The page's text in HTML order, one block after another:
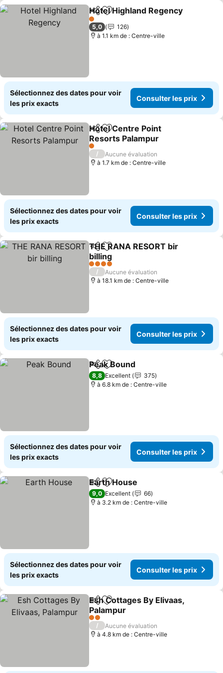
PartagerAjouter à mes favoris
Hotel Highland Regency
1 Étoiles
5,0
126
à 1.1 km de : Centre-ville
Sélectionnez des dates pour voir
les prix exacts
Consulter les prix
PartagerAjouter à mes favoris
Hotel Centre Point
Resorts Palampur
Consulter les prix
1 Étoiles
/
Aucune évaluation
à 1.7 km de : Centre-ville
Sélectionnez des dates pour voir
les prix exacts
Consulter les prix
PartagerAjouter à mes favoris
THE RANA RESORT bir
billing
Consulter les prix
4 Étoiles
/
Aucune évaluation
à 18.1 km de : Centre-ville
Sélectionnez des dates pour voir
les prix exacts
Consulter les prix
PartagerAjouter à mes favoris
Peak Bound
8,8 Excellent
375
à 6.8 km de : Centre-ville
Sélectionnez des dates pour voir
les prix exacts
Consulter les prix
PartagerAjouter à mes favoris
Earth House
9,0 Excellent
66
à 3.2 km de : Centre-ville
Sélectionnez des dates pour voir
les prix exacts
Consulter les prix
PartagerAjouter à mes favoris
Esh Cottages By Elivaas,
Palampur
Consulter les prix
2 Étoiles
/
Aucune évaluation
à 4.8 km de : Centre-ville